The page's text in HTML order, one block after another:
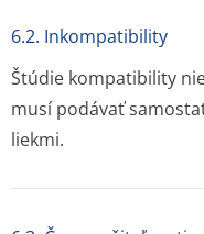
6.2. Inkompatibility
Štúdie kompatibility
musí podávať
liekmi.